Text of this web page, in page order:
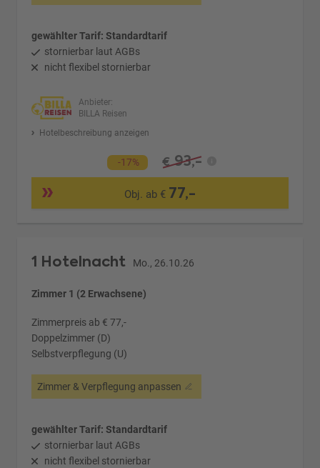
gewählter Tarif: Standardtarif
stornierbar laut AGBs
nicht flexibel stornierbar
Anbieter:
BILLA Reisen
Hotelbeschreibung anzeigen
-17% € 93,-
Obj. ab € 77,-
1 Hotelnacht Mo., 26.10.26
Zimmer 1 (2 Erwachsene)
Zimmerpreis ab € 77,-
Doppelzimmer (D)
Selbstverpflegung (U)
Zimmer & Verpflegung anpassen
gewählter Tarif: Standardtarif
stornierbar laut AGBs
nicht flexibel stornierbar